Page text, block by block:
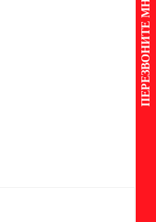
ПЕРЕЗВОНИТЕ МНЕ